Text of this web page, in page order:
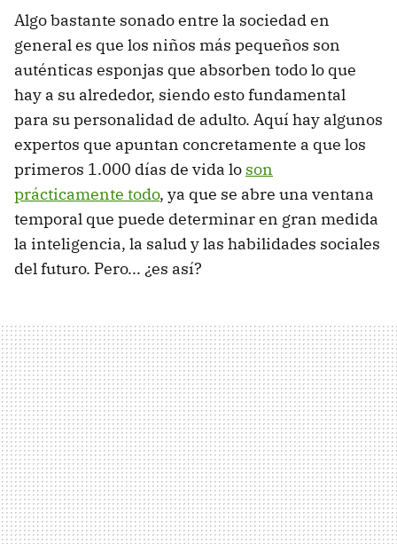
Algo bastante sonado entre la sociedad en
general es que los niños más pequeños son
auténticas esponjas que absorben todo lo que
hay a su alrededor, siendo esto fundamental
para su personalidad de adulto. Aquí hay algunos
expertos que apuntan concretamente a que los
primeros 1.000 días de vida lo son
prácticamente todo, ya que se abre una ventana
temporal que puede determinar en gran medida
la inteligencia, la salud y las habilidades sociales
del futuro. Pero... ¿es así?